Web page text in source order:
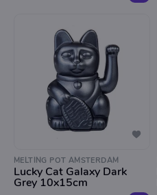
MELTING POT AMSTERDAM
Lucky Cat Galaxy Dark
Grey 10x15cm